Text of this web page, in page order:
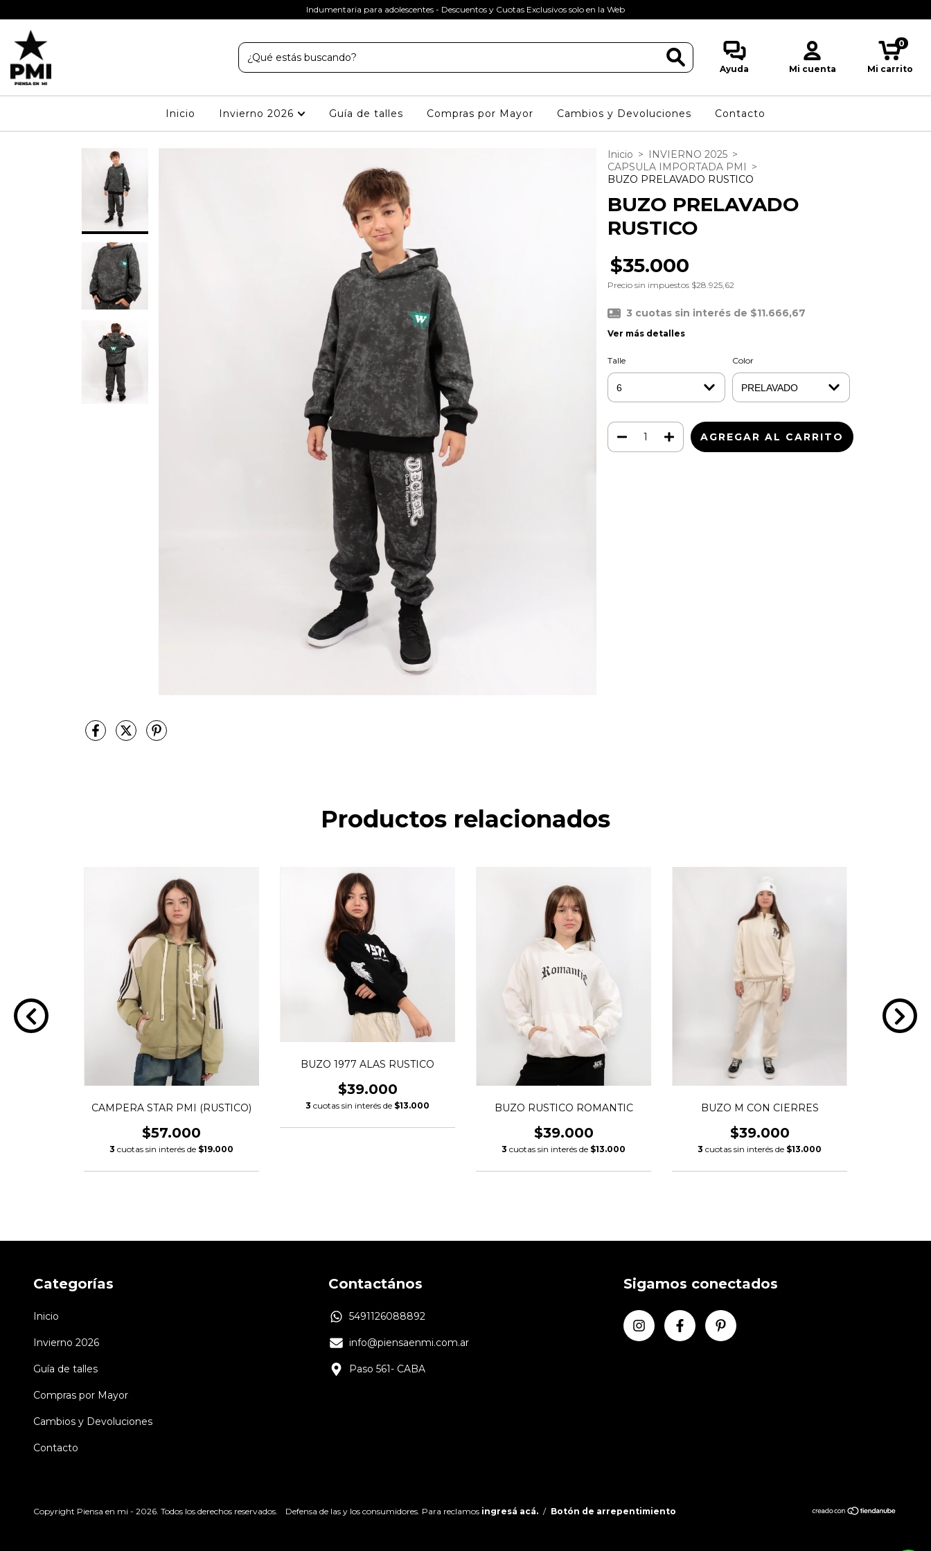
Indumentaria para adolescentes - Descuentos y Cuotas Exclusivos solo en la Web
Ayuda Mi cuenta Mi carrito
0
Inicio Invierno 2026 Guía de talles Compras por Mayor Cambios y Devoluciones Contacto
Inicio > INVIERNO 2025 >
CAPSULA IMPORTADA PMI >
BUZO PRELAVADO RUSTICO
BUZO PRELAVADO
RUSTICO
$35.000
Precio sin impuestos $28.925,62
3 cuotas sin interés de $11.666,67
Ver más detalles
Talle Color
Productos relacionados
CAMPERA STAR PMI (RUSTICO)
$57.000
3 cuotas sin interés de $19.000
BUZO 1977 ALAS RUSTICO
$39.000
3 cuotas sin interés de $13.000 BUZO RUSTICO ROMANTIC
$39.000
3 cuotas sin interés de $13.000
BUZO M CON CIERRES
$39.000
3 cuotas sin interés de $13.000
Categorías
Inicio
Invierno 2026
Guía de talles
Compras por Mayor
Cambios y Devoluciones
Contacto
Contactános
5491126088892
info@piensaenmi.com.ar
Paso 561- CABA
Sigamos conectados
Copyright Piensa en mi - 2026. Todos los derechos reservados. Defensa de las y los consumidores. Para reclamos ingresá acá. / Botón de arrepentimiento